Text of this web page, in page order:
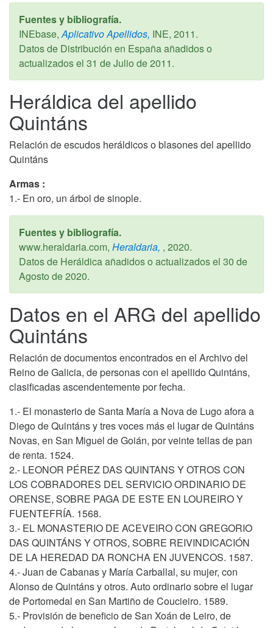
Fuentes y bibliografía.
INEbase, Aplicativo Apellidos, INE, 2011.
Datos de Distribución en España añadidos o
actualizados el 31 de Julio de 2011.
Heráldica del apellido
Quintáns
Relación de escudos heráldicos o blasones del apellido
Quintáns
Armas :
1.- En oro, un árbol de sinople.
Fuentes y bibliografía.
www.heraldaria.com, Heraldaria, , 2020.
Datos de Heráldica añadidos o actualizados el 30 de
Agosto de 2020.
Datos en el ARG del apellido
Quintáns
Relación de documentos encontrados en el Archivo del
Reino de Galicia, de personas con el apellido Quintáns,
clasificadas ascendentemente por fecha.
1.- El monasterio de Santa María a Nova de Lugo afora a
Diego de Quintáns y tres voces más el lugar de Quintáns
Novas, en San Miguel de Goián, por veinte tellas de pan
de renta. 1524.
2.- LEONOR PÉREZ DAS QUINTANS Y OTROS CON
LOS COBRADORES DEL SERVICIO ORDINARIO DE
ORENSE, SOBRE PAGA DE ESTE EN LOUREIRO Y
FUENTEFRÍA. 1568.
3.- EL MONASTERIO DE ACEVEIRO CON GREGORIO
DAS QUINTÁNS Y OTROS, SOBRE REIVINDICACIÓN
DE LA HEREDAD DA RONCHA EN JUVENCOS. 1587.
4.- Juan de Cabanas y María Carballal, su mujer, con
Alonso de Quintáns y otros. Auto ordinario sobre el lugar
de Portomedal en San Martiño de Coucieiro. 1589.
5.- Provisión de beneficio de San Xoán de Leiro, de